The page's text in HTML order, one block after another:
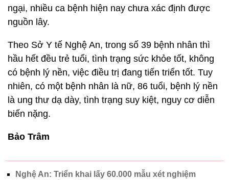
ngại, nhiều ca bệnh hiện nay chưa xác định được
nguồn lây.
Theo Sở Y tế Nghệ An, trong số 39 bệnh nhân thì
hầu hết đều trẻ tuổi, tình trạng sức khỏe tốt, không
có bệnh lý nền, việc điều trị đang tiến triển tốt. Tuy
nhiên, có một bệnh nhân là nữ, 86 tuổi, bệnh lý nền
là ung thư dạ dày, tình trạng suy kiệt, nguy cơ diễn
biến nặng.
Bảo Trâm
Nghệ An: Triển khai lấy 60.000 mẫu xét nghiệm